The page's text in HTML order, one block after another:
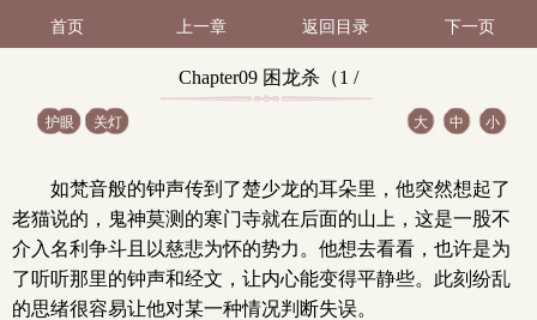
首页 上一章 返回目录 下一页
Chapter09 困龙杀（1 /
护眼 关灯 大 中 小
如梵音般的钟声传到了楚少龙的耳朵里，他突然想起了
老猫说的，鬼神莫测的寒门寺就在后面的山上，这是一股不
介入名利争斗且以慈悲为怀的势力。他想去看看，也许是为
了听听那里的钟声和经文，让内心能变得平静些。此刻纷乱
的思绪很容易让他对某一种情况判断失误。